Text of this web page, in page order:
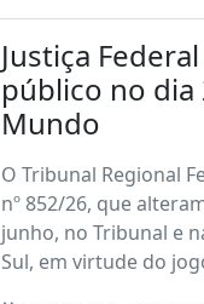
Justiça
público no dia
Mundo
O Tribunal Regional
nº 852/26, que
junho, no Tribunal e
Sul, em virtude do